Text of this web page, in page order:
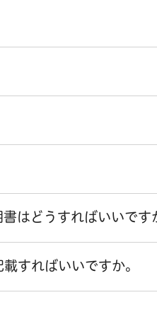
はどうすればいいです
すればいいですか。